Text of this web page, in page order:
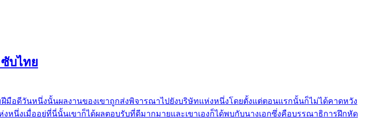
บไทย
ฝีมือดีวันหนึ่งนั้นผลงานของเขาถูกส่งพิจารณาไปยังบริษัทแห่งหนึ่งโดยตั้งแต่ตอนแรกนั้นก็ไม่ได้คาดหวัง
นึ่งเมื่ออยู่ที่นี่นั้นเขาก็ได้ผลตอบรับที่ดีมากมายและเขาเองก็ได้พบกับนางเอกซึ่งคือบรรณาธิการฝึกหัด